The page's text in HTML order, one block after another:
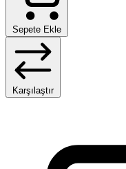
Sepete Ekle
Karşılaştır